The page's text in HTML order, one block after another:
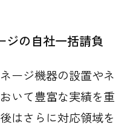
の自社一括請負
ージ機器の設置やネ
いて豊富な実績を重
はさらに対応領域を